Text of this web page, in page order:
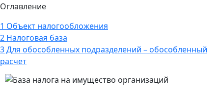
Оглавление
1 Объект налогообложения
2 Налоговая база
3Для обособленных подразделений – обособленный
расчет